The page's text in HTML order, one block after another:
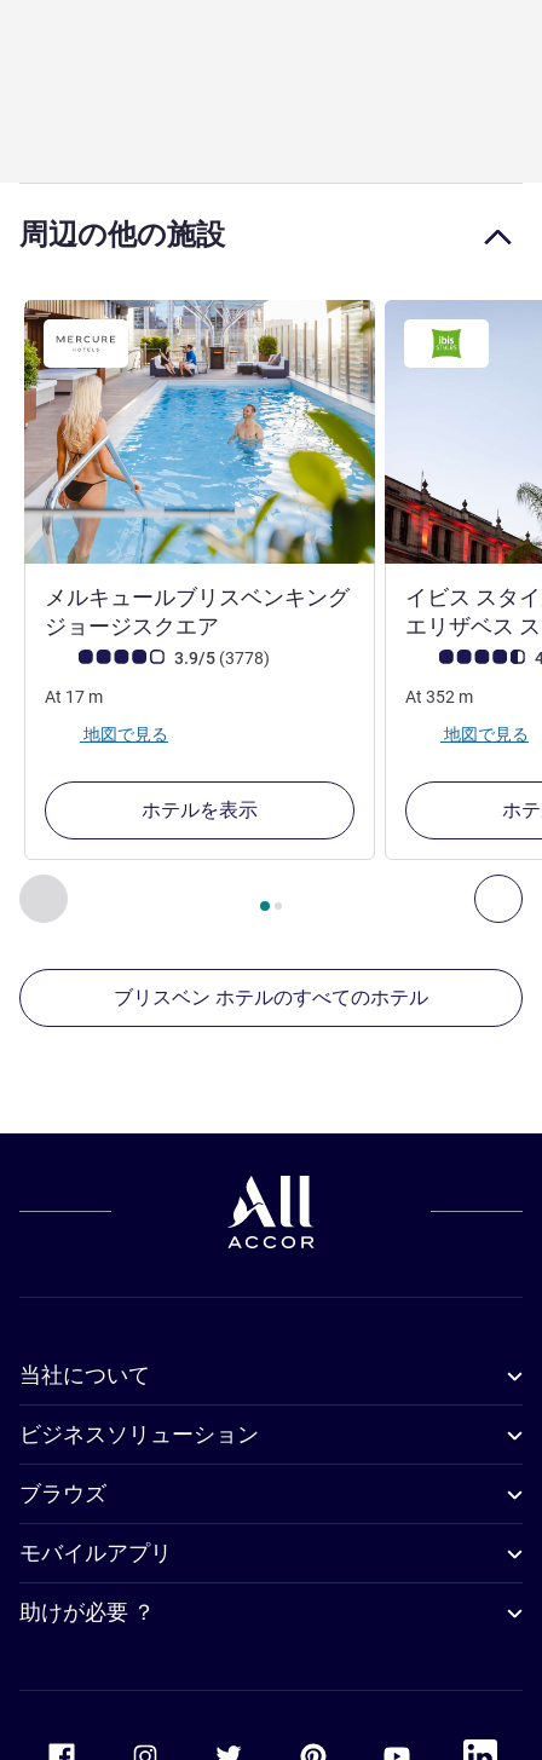
周辺の他の施設
前に戻る - 周辺の他の施設 次
2ページ中 , 周辺の他の施設 1 :, 周辺の他の施設 2
メルキュールブリスベンキング
ジョージスクエア
お客さまの声 (確認済みレビュー アコーホテルズ)
3.9/5 (3778件のレビュー
)
At 17 m
地図で見る
ホテルを表示
イビス スタ
エリザベス
お客さまの声 (
At 352 m
地図で見る
ホ
ブリスベン ホテルのすべてのホテル
当社について
ビジネスソリューション
ブラウズ
モバイルアプリ
助けが必要 ？
Accor Facebook Accor TwitterAccor PinterestAccor Youtube
Accor